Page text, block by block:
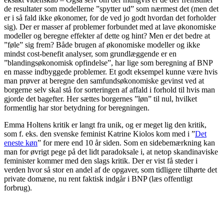
de resultater som modellerne ”spytter ud” som nærmest det (men det
er i så fald ikke økonomer, for de ved jo godt hvordan det forholder
sig). Der er masser af problemer forbundet med at lave økonomiske
modeller og beregne effekter af dette og hint? Men er det bedre at
”føle” sig frem? Både brugen af økonomiske modeller og ikke
mindst cost-benefit analyser, som grundlæggende er en
”blandingsøkonomisk opfindelse”, har lige som beregning af BNP
en masse indbyggede problemer. Et godt eksempel kunne være hvis
man prøver at beregne den samfundsøkonomiske gevinst ved at
borgerne selv skal stå for sorteringen af affald i forhold til hvis man
gjorde det bagefter. Her sættes borgernes ”løn” til nul, hvilket
formentlig har stor betydning for beregningen.
Emma Holtens kritik er langt fra unik, og er meget lig den kritik,
som f. eks. den svenske feminist Katrine Kiolos kom med i ”Det
eneste køn” for mere end 10 år siden. Som en sidebemærkning kan
man for øvrigt pege på det lidt paradoksale i, at netop skandinaviske
feminister kommer med den slags kritik. Der er vist få steder i
verden hvor så stor en andel af de opgaver, som tidligere tilhørte det
private domæne, nu rent faktisk indgår i BNP (læs offentligt
forbrug).